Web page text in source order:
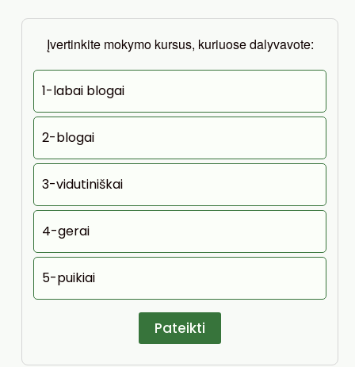
Įvertinkite mokymo kursus, kuriuose dalyvavote:
1-labai blogai
2-blogai
3-vidutiniškai
4-gerai
5-puikiai